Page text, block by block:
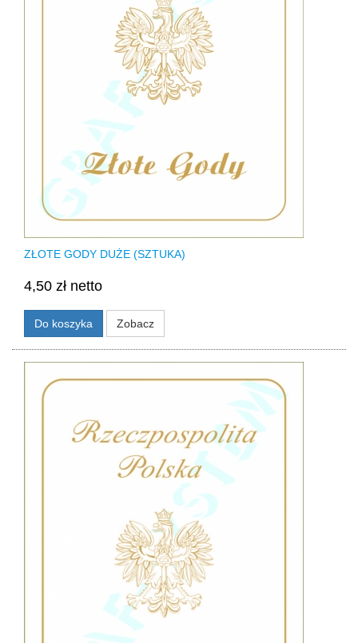
ZŁOTE GODY DUŻE (SZTUKA)
4,50 zł netto
Do koszyka Zobacz